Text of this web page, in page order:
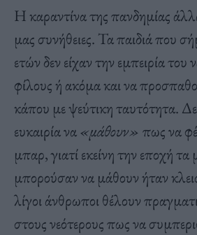
Η καραντίνα της πανδημίας
μας συνήθειες. Τα παιδιά που
ετών δεν είχαν την εμπειρία του
φίλους ή ακόμα και να
κάπου με ψεύτικη ταυτότητα.
ευκαιρία να«μάθουν» πως να
μπαρ, γιατί εκείνη την εποχή
μπορούσαν να μάθουν ήταν
λίγοι άνθρωποι θέλουν
στους νεότερους πως να